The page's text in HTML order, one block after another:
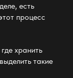
есть
процесс
хранить
такие